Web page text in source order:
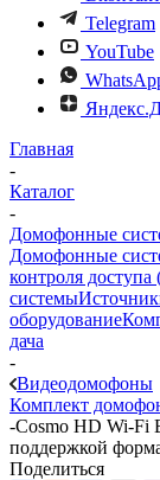
Telegram
YouTube
Главная
-
Каталог
-
Домофонные
Домофонные
контроля
системы
оборудование
дача
-
Видеодомофоны
Комплект
-Cosmo HD Wi-Fi
поддержкой
Поделиться